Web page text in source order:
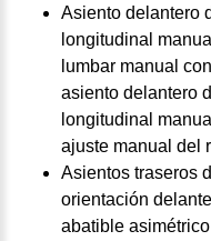
Asiento delantero
longitudinal
lumbar manual
asiento delantero
longitudinal
ajuste manual del
Asientos traseros
orientación
abatible asimétrico